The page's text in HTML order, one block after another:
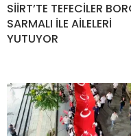
SİİRT’TE TEFECİLER
SARMALI İLE AİLELERİ
YUTUYOR